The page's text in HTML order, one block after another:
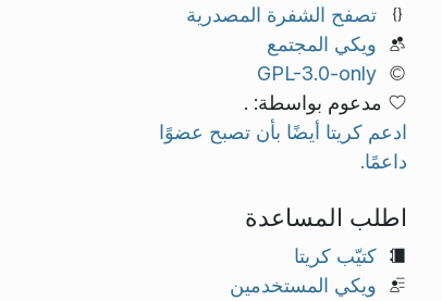
تصفح الشفرة المصدرية
ويكي المجتمع
GPL-3.0-only
مدعوم بواسطة: .
ادعم كريتا أيضًا بأن تصبح عضوًا
داعمًا.
اطلب المساعدة
كتيّب كريتا
ويكي المستخدمين